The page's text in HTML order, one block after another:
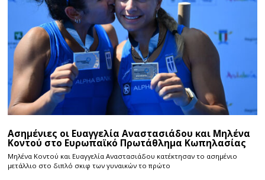
Ασημένιες οι Ευαγγελία Αναστασιάδου και Μηλένα
Κοντού στο Ευρωπαϊκό Πρωτάθλημα Κωπηλασίας
Μηλένα Κοντού και Ευαγγελία Αναστασιάδου κατέκτησαν το ασημένιο
μετάλλιο στο διπλό σκιφ των γυναικών το πρώτο